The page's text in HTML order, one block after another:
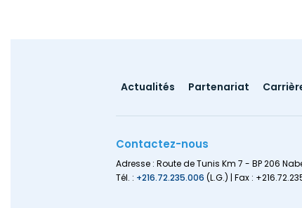
Footer
Actualités Partenariat
Contactez-nous
Adresse : Route de Tunis Km 7 - BP 206
Tél. : +216.72.235.006 (L.G.) | Fax :